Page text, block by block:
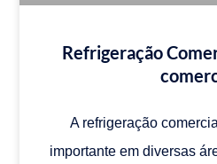
Refrigeração
A refrigeração
importante em diversas